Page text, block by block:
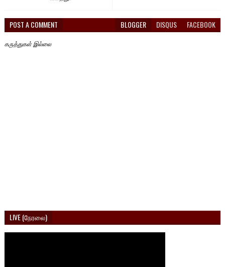
POST A COMMENT BLOGGER DISQUS FACEBOOK
கருத்துகள் இல்லை
LIVE (நேரலை)